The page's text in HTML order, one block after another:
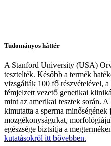
Tudományos háttér
A Stanford University (USA)
tesztelték. Később a termék
vizsgálták 100 fő részvételével,
fémjelzett vezető genetikai
mint az amerikai tesztek során.
kimutatta a sperma
mozgékonyságukat,
egészsége biztsítja a
kutatásokról itt bővebben.